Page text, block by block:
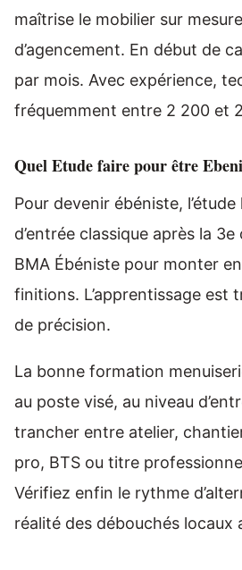
maîtrise le mobilier sur
d’agencement. En début de
par mois. Avec expérience,
fréquemment entre 2 200 et
Quel Etude faire pour être
Pour devenir ébéniste,
d’entrée classique après la
BMA Ébéniste pour monter
finitions. L’apprentissage est
de précision.
La bonne formation
au poste visé, au niveau
trancher entre atelier,
pro, BTS ou titre
Vérifiez enfin le rythme
réalité des débouchés locaux